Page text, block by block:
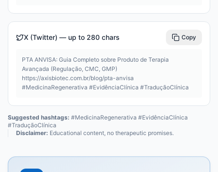
X (Twitter) — up to 280 chars Copy
PTA ANVISA: Guia Completo sobre Produto de Terapia
Avançada (Regulação, CMC, GMP)
https://axisbiotec.com.br/blog/pta-anvisa
#MedicinaRegenerativa #EvidênciaClínica #TraduçãoClínica
Suggested hashtags: #MedicinaRegenerativa #EvidênciaClínica
#TraduçãoClínica
Disclaimer: Educational content, no therapeutic promises.